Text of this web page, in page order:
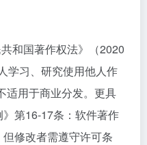
和国著作权法》（2020
学习、研究使用他人作
适用于商业分发。更具
第16-17条：软件著作
修改者需遵守许可条